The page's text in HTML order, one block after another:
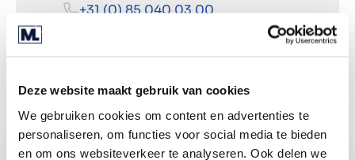
Deze website maakt gebruik van cookies
We gebruiken cookies om content en advertenties te
personaliseren, om functies voor social media te bieden
en om ons websiteverkeer te analyseren. Ook delen we
+31 (0) 85 040 03 00